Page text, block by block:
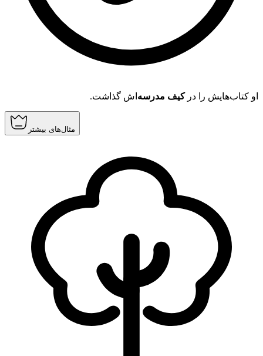
او کتاب‌هایش را درکیف مدرسه ‌اش گذاشت.
مثال‌های بیشتر